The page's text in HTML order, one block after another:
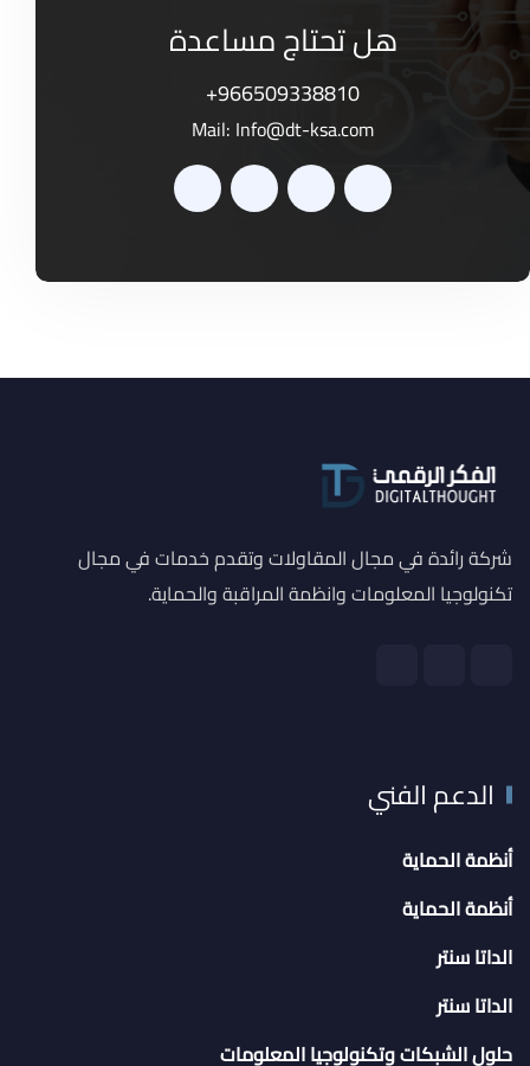
هل تحتاج مساعدة
+966509338810
Mail: Info@dt-ksa.com
شركة رائدة في مجال المقاولات وتقدم خدمات في مجال
تكنولوجيا المعلومات وانظمة المراقبة والحماية.
الدعم الفني
أنظمة الحماية
أنظمة الحماية
الداتا سنتر
الداتا سنتر
حلول الشبكات وتكنولوجيا المعلومات